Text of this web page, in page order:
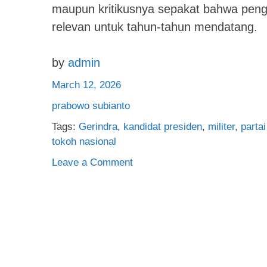
maupun kritikusnya sepakat bahwa
relevan untuk tahun-tahun mendatang.
by admin
March 12, 2026
prabowo subianto
Tags: Gerindra, kandidat presiden, militer,
tokoh nasional
Leave a Commenton